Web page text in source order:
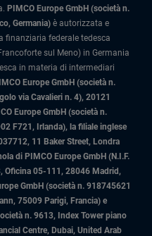
PIMCO Europe GmbH (società n.
Germania) è autorizzata e
finanziaria federale tedesca
sul Meno) in Germania
in materia di intermediari
Europe GmbH (società n.
via Cavalieri n. 4), 20121
Europe GmbH (società n.
F721, Irlanda), la filiale inglese
11 Baker Street, Londra
di PIMCO Europe GmbH (N.I.F.
Oficina 05-111, 28046 Madrid,
GmbH (società n. 918745621
75009 Parigi, Francia) e
n. 9613, Index Tower piano
Centre, Dubai, United Arab